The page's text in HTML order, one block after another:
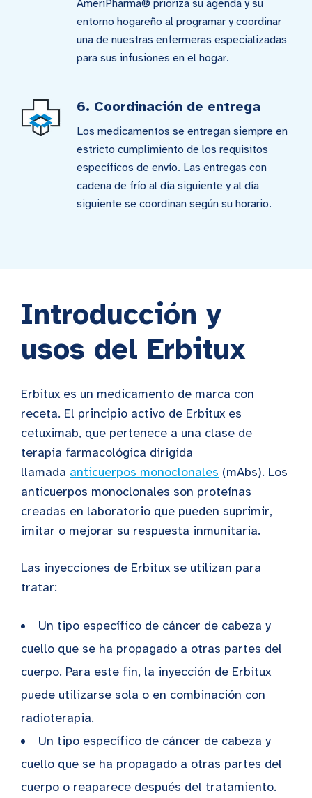
AmeriPharma® prioriza su agenda y su
entorno hogareño al programar y coordinar
una de nuestras enfermeras especializadas
para sus infusiones en el hogar.
6. Coordinación de entrega
Los medicamentos se entregan siempre en
estricto cumplimiento de los requisitos
específicos de envío. Las entregas con
cadena de frío al día siguiente y al día
siguiente se coordinan según su horario.
Introducción y
usos del Erbitux
Erbitux es un medicamento de marca con
receta. El principio activo de Erbitux es
cetuximab, que pertenece a una clase de
terapia farmacológica dirigida
llamada anticuerpos monoclonales (mAbs). Los
anticuerpos monoclonales son proteínas
creadas en laboratorio que pueden suprimir,
imitar o mejorar su respuesta inmunitaria.
Las inyecciones de Erbitux se utilizan para
tratar:
Un tipo específico de cáncer de cabeza y
cuello que se ha propagado a otras partes del
cuerpo. Para este fin, la inyección de Erbitux
puede utilizarse sola o en combinación con
radioterapia.
Un tipo específico de cáncer de cabeza y
cuello que se ha propagado a otras partes del
cuerpo o reaparece después del tratamiento.